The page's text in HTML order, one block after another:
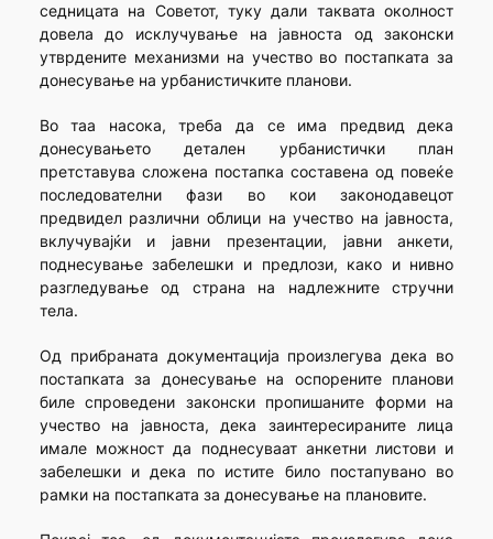
седницата на Советот, туку дали таквата околност
довела до исклучување на јавноста од законски
утврдените механизми на учество во постапката за
донесување на урбанистичките планови.
Во таа насока, треба да се има предвид дека
донесувањето детален урбанистички план
претставува сложена постапка составена од повеќе
последователни фази во кои законодавецот
предвидел различни облици на учество на јавноста,
вклучувајќи и јавни презентации, јавни анкети,
поднесување забелешки и предлози, како и нивно
разгледување од страна на надлежните стручни
тела.
Од прибраната документација произлегува дека во
постапката за донесување на оспорените планови
биле спроведени законски пропишаните форми на
учество на јавноста, дека заинтересираните лица
имале можност да поднесуваат анкетни листови и
забелешки и дека по истите било постапувано во
рамки на постапката за донесување на плановите.